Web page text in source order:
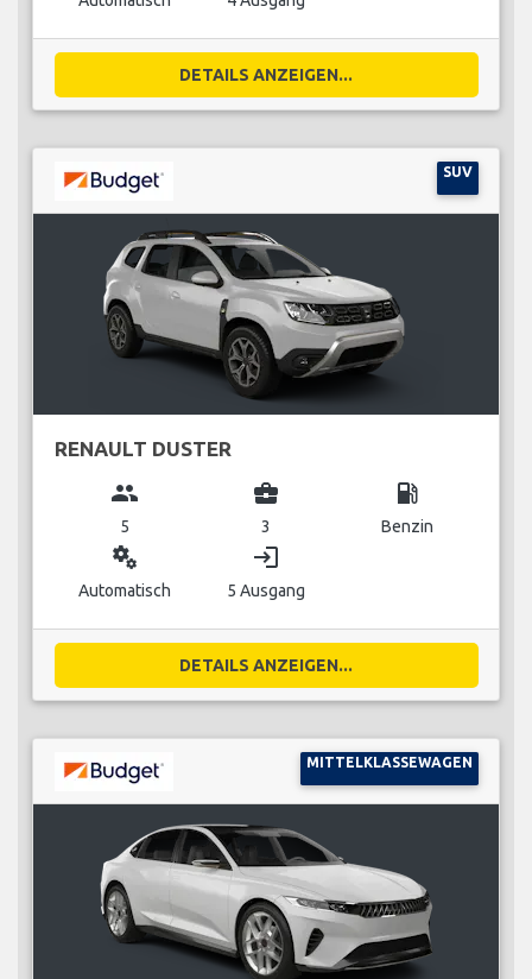
DETAILS ANZEIGEN...
SUV
RENAULT DUSTER
group
5
business_center
3
local_gas_station
Benzin
miscellaneous_services
Automatisch
login
5 Ausgang
DETAILS ANZEIGEN...
MITTELKLASSEWAGEN